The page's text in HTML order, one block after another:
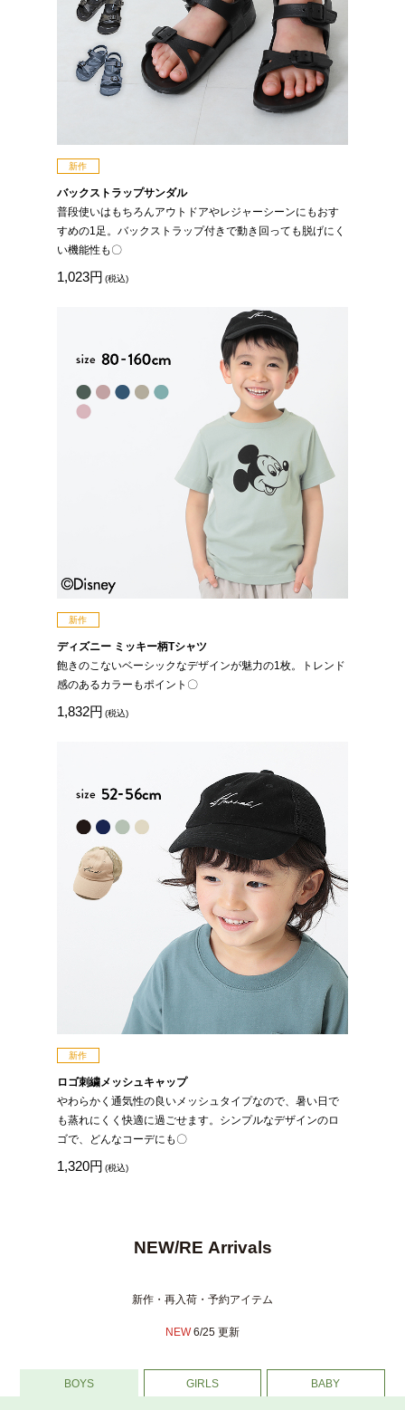
新作
バックストラップサンダル
普段使いはもちろんアウトドアやレジャーシーンにもおす
すめの1足。バックストラップ付きで動き回っても脱げにく
い機能性も〇
1,023円 (税込)
新作
ディズニー ミッキー柄Tシャツ
飽きのこないベーシックなデザインが魅力の1枚。トレンド
感のあるカラーもポイント〇
1,832円 (税込)
新作
ロゴ刺繍メッシュキャップ
やわらかく通気性の良いメッシュタイプなので、暑い日で
も蒸れにくく快適に過ごせます。シンプルなデザインのロ
ゴで、どんなコーデにも〇
1,320円 (税込)
NEW/RE Arrivals
新作・再入荷・予約アイテム
NEW6/25 更新
BOYS GIRLS BABY